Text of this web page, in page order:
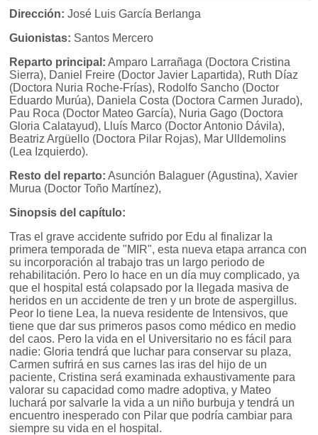
Dirección: José Luis García Berlanga
Guionistas: Santos Mercero
Reparto principal: Amparo Larrañaga (Doctora Cristina
Sierra), Daniel Freire (Doctor Javier Lapartida), Ruth Díaz
(Doctora Nuria Roche-Frías), Rodolfo Sancho (Doctor
Eduardo Murúa), Daniela Costa (Doctora Carmen Jurado),
Pau Roca (Doctor Mateo García), Nuria Gago (Doctora
Gloria Calatayud), Lluís Marco (Doctor Antonio Dávila),
Beatriz Argüello (Doctora Pilar Rojas), Mar Ulldemolins
(Lea Izquierdo).
Resto del reparto: Asunción Balaguer (Agustina), Xavier
Murua (Doctor Toño Martínez),
Sinopsis del capítulo:
Tras el grave accidente sufrido por Edu al finalizar la
primera temporada de "MIR", esta nueva etapa arranca con
su incorporación al trabajo tras un largo periodo de
rehabilitación. Pero lo hace en un día muy complicado, ya
que el hospital está colapsado por la llegada masiva de
heridos en un accidente de tren y un brote de aspergillus.
Peor lo tiene Lea, la nueva residente de Intensivos, que
tiene que dar sus primeros pasos como médico en medio
del caos. Pero la vida en el Universitario no es fácil para
nadie: Gloria tendrá que luchar para conservar su plaza,
Carmen sufrirá en sus carnes las iras del hijo de un
paciente, Cristina será examinada exhaustivamente para
valorar su capacidad como madre adoptiva, y Mateo
luchará por salvarle la vida a un niño burbuja y tendrá un
encuentro inesperado con Pilar que podría cambiar para
siempre su vida en el hospital.